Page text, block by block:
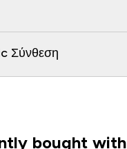
Σύνθεση
bought with